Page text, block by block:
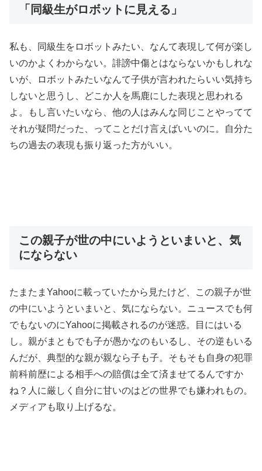
「同級生がロボットに見える」
私も、同級生をロボットみたい、なんて表現して何が楽し
いのかよくわからない。誹謗中傷とはならないかもしれな
いが、ロボットみたいなんて子供が言われたらいい気持ち
しないと思うし、どこか人を馬鹿にした表現と思われる
よ。もし言いたいなら、他の人はみんな同じことやってて
それが疑問だった、ってことだけ言えばいいのに。自分た
ちの過去の表現も振り返った方がいい。
この親子が世の中にいようといまいと、気
にならない
たまたまYahooに載っていたから見たけど、この親子が世
の中にいようといまいと、気にならない。ニュースでも何
でもないのにYahooに掲載されるのが迷惑。目にはいる
し。親がまともでも子が愚かなのもいるし、その逆もいる
んだが、典型的な親が親なら子も子。そもそも自身の犯罪
前科前歴による相手への賠償は全て済ませてるんですか
ね？人に厳しく自分に甘いのはどの世界でも嫌われもの。
メディアも取り上げるな。